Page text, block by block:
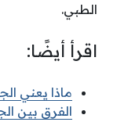
الطبي.
اقرأ أيضًا:
ماذا يعني
الفرق بين